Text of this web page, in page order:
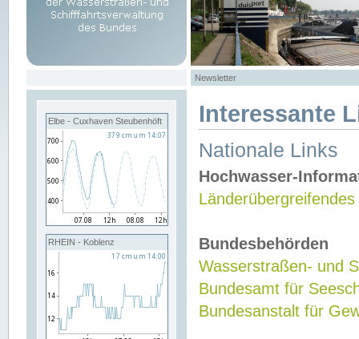
Newsletter
Elbe - Cuxhaven Steubenhöft
RHEIN - Koblenz
Interessante
Nationale Links
Hochwasser-
Bundesbehörden
Wasserstraßen- und
Bundesamt für
Bundesanstalt für